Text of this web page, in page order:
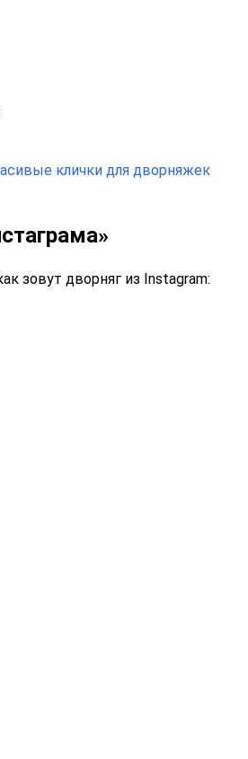
клички для дворняжек
зовут дворняг из Instagram: